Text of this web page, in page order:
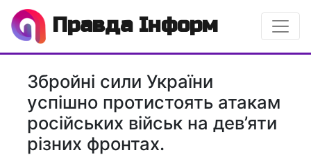
Правда Інформ
Збройні сили України
успішно протистоять атакам
російських військ на дев’яти
різних фронтах.